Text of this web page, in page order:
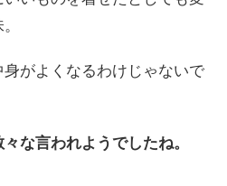
がよくなるわけじゃないで
な言われようでしたね。